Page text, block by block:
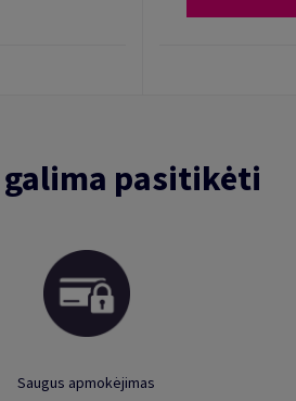
pasitikėti
Saugus apmokėjimas